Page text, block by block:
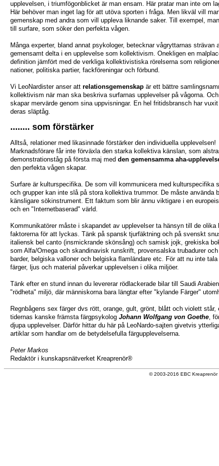
upplevelsen, i triumfögonblicket är man ensam. Här pratar man inte om
Här behöver man inget lag för att utöva sporten i fråga. Men likväl vill
gemenskap med andra som vill uppleva liknande saker. Till exempel,
till surfare, som söker den perfekta vågen.
Många experter, bland annat psykologer, betecknar vågryttarnas strävan
gemensamt delta i en upplevelse som kollektivism. Onekligen en
definition jämfört med de verkliga kollektivistiska rörelserna som
nationer, politiska partier, fackföreningar och förbund.
Vi LeoNardister anser att relationsgemenskap är ett bättre
kollektivism när man ska beskriva surfarnas upplevelser på vågorna.
skapar mervärde genom sina uppvisningar. En hel fritidsbransch har
deras släptåg.
........ som förstärker
Alltså, relationer med likasinnade förstärker den individuella upplevelsen!
Marknadsförare får inte förväxla den starka kollektiva känslan, som
demonstrationståg på första maj med den gemensamma aha-
den perfekta vågen skapar.
Surfare är kulturspecifika. De som vill kommunicera med kulturspecifika
och grupper kan inte slå på stora kollektiva trummor. De måste använda
känsligare sökinstrument. Ett faktum som blir ännu viktigare i en
och en "Internetbaserad" värld.
Kommunikatörer måste i skapandet av upplevelser ta hänsyn till de olika
faktorerna för att lyckas. Tänk på spansk tjurfäktning och på svenskt
italiensk bel canto (insmickrande skönsång) och samisk jojk, grekiska
som Alfa/Omega och skandinavisk runskrift, provensalska trubadurer
barder, belgiska valloner och belgiska flamländare etc. För att nu inte tala
färger, ljus och material påverkar upplevelsen i olika miljöer.
Tänk efter en stund innan du levererar rödlackerade bilar till Saudi
"rödheta" miljö, där människorna bara längtar efter "kylande Färger"
Regnbågens sex färger dvs rött, orange, gult, grönt, blått och violett står,
tidernas kanske främsta färgpsykolog Johann Wolfgang von Goethe ,
djupa upplevelser. Därför hittar du här på LeoNardo-sajten givetvis
artiklar som handlar om de betydelsefulla färgupplevelserna.
Peter Markos
Redaktör i kunskapsnätverket Kreaprenör®
© 2003-2016 EBC Kreaprenör